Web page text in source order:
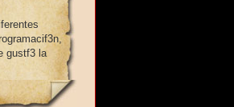
gustf3 la